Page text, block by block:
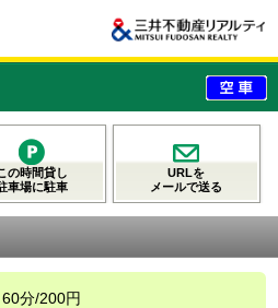
の時間貸し
車場に駐車
URLを
メールで送る
分/200円